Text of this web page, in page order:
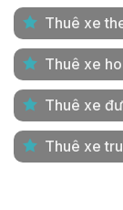
Thuê xe
Thuê xe
Thuê xe
Thuê xe